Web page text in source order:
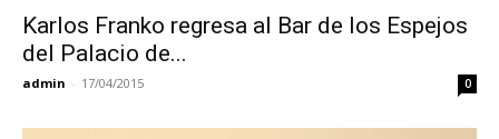
Karlos Franko regresa al Bar de los Espejos
del Palacio de...
admin - 17/04/2015 0